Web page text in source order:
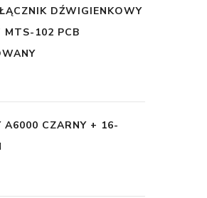
DŹWIGIENKOWY
MTS-102 PCB
A6000 CZARNY + 16-